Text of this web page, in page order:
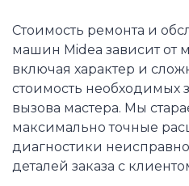
Стоимость ремонта и
машин Midea зависит от
включая характер и
стоимость необходимых
вызова мастера. Мы
максимально точные
диагностики
деталей заказа с